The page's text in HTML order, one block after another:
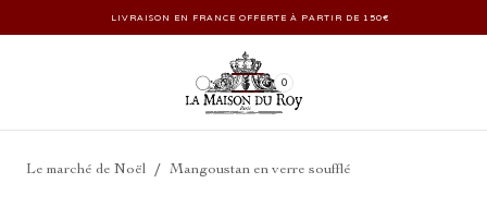
LIVRAISON EN FRANCE OFFERTE À PARTIR DE 150€
0
Le marché de Noël / Mangoustan en verre soufflé